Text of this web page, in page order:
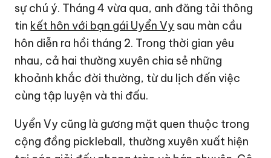
sự chú ý. Tháng 4 vừa qua, anh đăng tải thông
tin kết hôn với bạn gái Uyển Vy sau màn cầu
hôn diễn ra hồi tháng 2. Trong thời gian yêu
nhau, cả hai thường xuyên chia sẻ những
khoảnh khắc đời thường, từ du lịch đến việc
cùng tập luyện và thi đấu.
Uyển Vy cũng là gương mặt quen thuộc trong
cộng đồng pickleball, thường xuyên xuất hiện